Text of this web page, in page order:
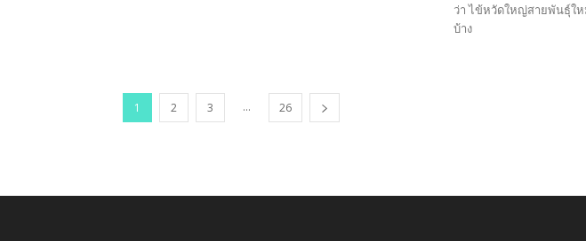
ว่า ไข้หวัดใหญ่สายพันธุ์ให
บ้าง
1 2 3 ... 26